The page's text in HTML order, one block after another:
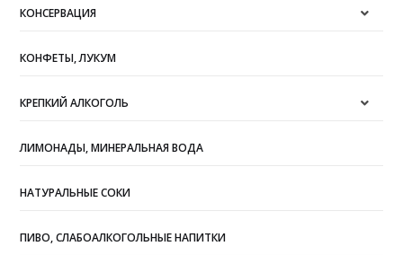
КОНСЕРВАЦИЯ
КОНФЕТЫ, ЛУКУМ
КРЕПКИЙ АЛКОГОЛЬ
ЛИМОНАДЫ, МИНЕРАЛЬНАЯ ВОДА
НАТУРАЛЬНЫЕ СОКИ
ПИВО, СЛАБОАЛКОГОЛЬНЫЕ НАПИТКИ